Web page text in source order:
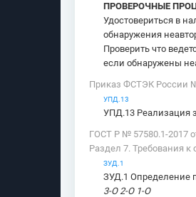
ПРОВЕРОЧНЫЕ
Удостовериться в
обнаружения
Проверить что
если обнаружены
Приказ ФСТЭК России №
УПД.13
УПД.13 Реализация
ГОСТ Р № 57580.1-2017
Раздел 7. Требования
ЗУД.1
ЗУД.1 Определение
3-О 2-О 1-О